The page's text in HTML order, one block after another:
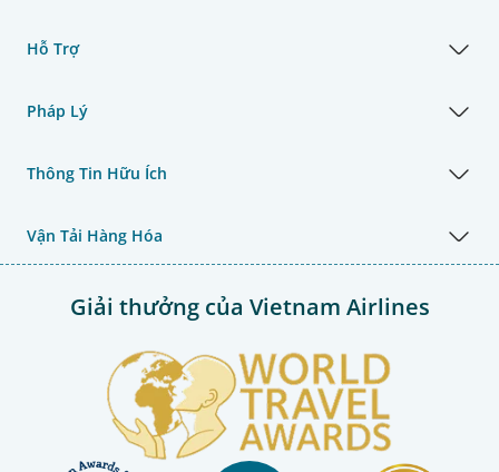
Hỗ Trợ
Pháp Lý
Thông Tin Hữu Ích
Vận Tải Hàng Hóa
Giải thưởng của Vietnam Airlines